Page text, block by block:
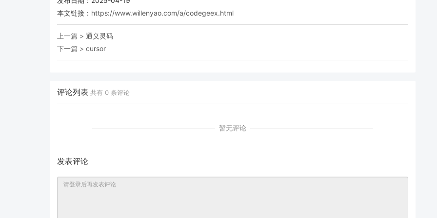
本文链接： https://www.willenyao.com/a/codegeex.html
上一篇 > 通义灵码
下一篇 > cursor
评论列表 共有 0 条评论
暂无评论
发表评论